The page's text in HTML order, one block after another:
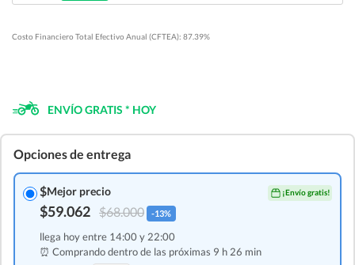
Costo Financiero Total Efectivo Anual (CFTEA): 87.39%
ENVÍO GRATIS * HOY
Opciones de entrega
$Mejor precio ¡Envío gratis!
$59.062 $68.000 -13%
llega hoy entre 14:00 y 22:00
⏰ Comprando dentro de las próximas 9 h 26 min